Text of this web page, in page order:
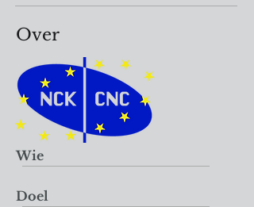
Over
Wie
Doel